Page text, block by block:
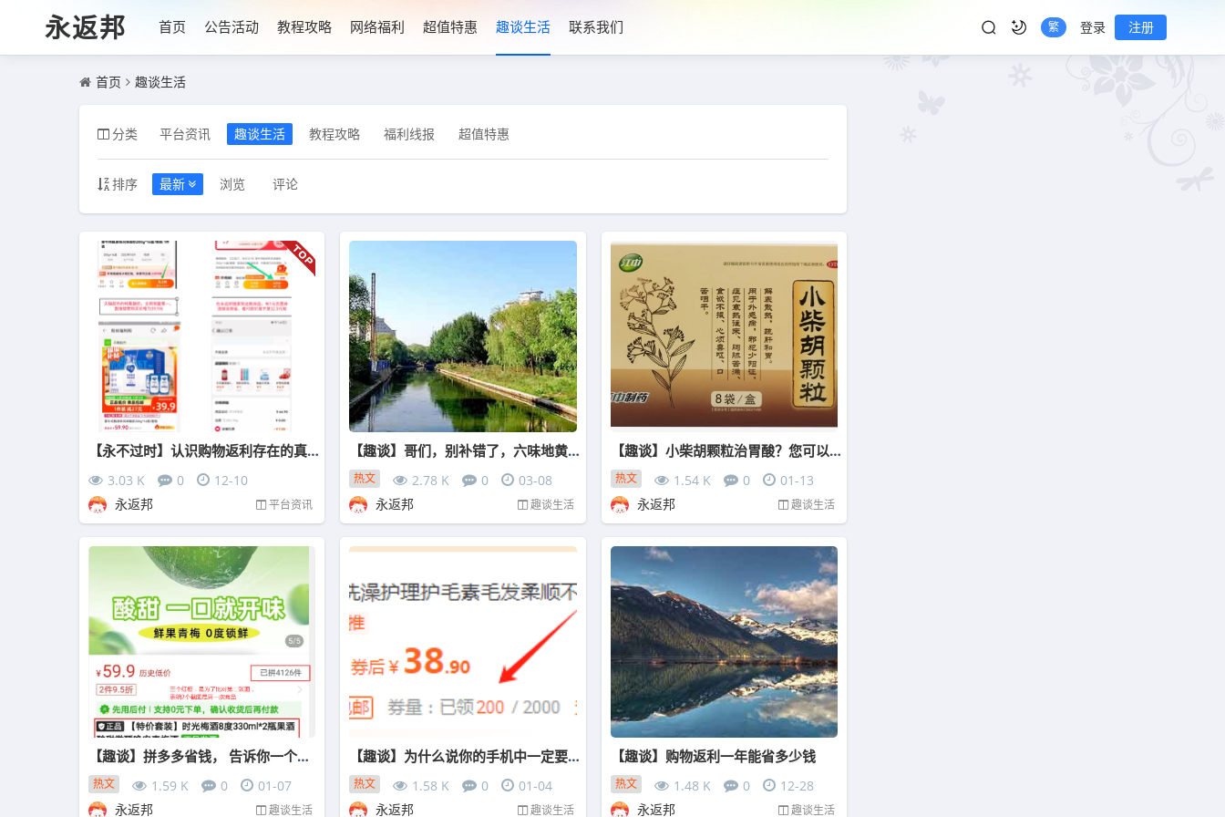
永返邦 首页 公告活动 教程攻略 网络福利 超值特惠 趣谈生活 联系我们 繁 登录 注册
首页 趣谈生活
分类 平台资讯 趣谈生活 教程攻略 福利线报 超值特惠
排序 最新 浏览 评论
【永不过时】认识购物返利存在的真正意义
3.03 K 0
12-10
永返邦
平台资讯
【趣谈】哥们，别补错了，六味地黄丸原本是给孩子用的！
热文 2.78 K 0
03-08
永返邦
趣谈生活
【趣谈】小柴胡颗粒治胃酸？您可以试试，我也想求证！
热文 1.54 K 0
01-13
永返邦
趣谈生活
【趣谈】拼多多省钱， 告诉你一个秘密！
热文 1.59 K 0
01-07
永返邦
趣谈生活
【趣谈】为什么说你的手机中一定要有一款返利软件
热文 1.58 K 0
01-04
永返邦
趣谈生活
【趣谈】购物返利一年能省多少钱
热文 1.48 K 0
12-28
永返邦
趣谈生活